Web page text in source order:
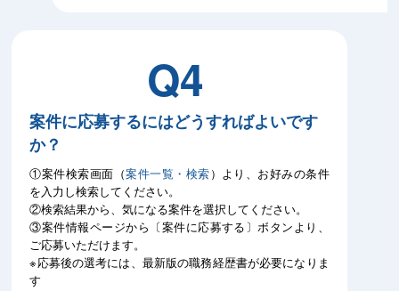
Q4
案件に応募するにはどうすればよいです
か？
①案件検索画面（案件一覧・検索）より、お好みの条件
を入力し検索してください。
②検索結果から、気になる案件を選択してください。
③案件情報ページから〔案件に応募する〕ボタンより、
ご応募いただけます。
※応募後の選考には、最新版の職務経歴書が必要になりま
す